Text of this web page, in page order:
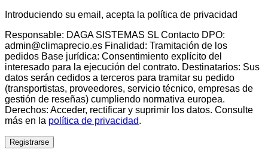
Introduciendo su email, acepta la política de privacidad
Responsable: DAGA SISTEMAS SL Contacto DPO:
admin@climaprecio.es Finalidad: Tramitación de los
pedidos Base jurídica: Consentimiento explícito del
interesado para la ejecución del contrato. Destinatarios: Sus
datos serán cedidos a terceros para tramitar su pedido
(transportistas, proveedores, servicio técnico, empresas de
gestión de reseñas) cumpliendo normativa europea.
Derechos: Acceder, rectificar y suprimir los datos. Consulte
más en la política de privacidad.
Registrarse